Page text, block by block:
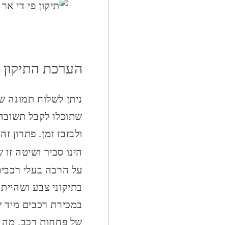
הערכת התיקון
שתוכלו לקבל
ולבזבז זמן.
הינו סביר ושיטה זו
על הרבה בעלי
בתיקוני צבע
במכירת רכבים מיד
של פחחות רכב, מה